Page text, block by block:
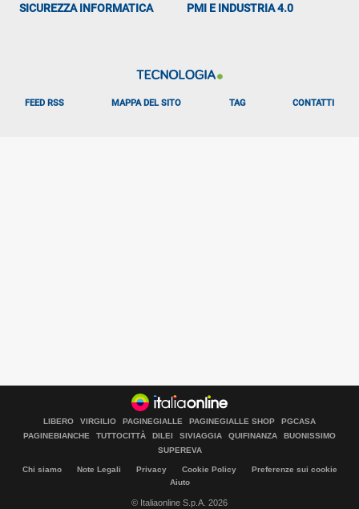
SICUREZZA INFORMATICA PMI E INDUSTRIA 4.0
FEED RSS MAPPA DEL SITO TAG CONTATTI
LIBERO VIRGILIO PAGINEGIALLE PAGINEGIALLE SHOP
PGCASA
PAGINEBIANCHE
TUTTOCITTÀ DILEI SIVIAGGIA QUIFINANZA
BUONISSIMO
SUPEREVA
Chi siamo Note Legali Privacy Cookie Policy
Preferenze sui cookie
Aiuto
© Italiaonline S.p.A. 2026